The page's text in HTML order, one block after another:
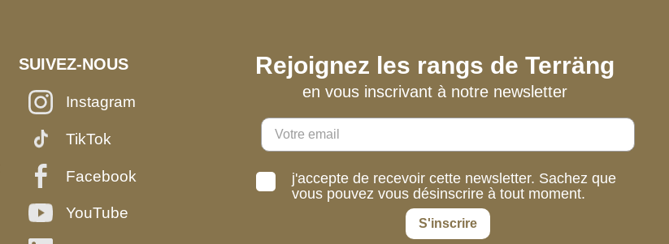
SUIVEZ-NOUS
Instagram
TikTok
Facebook
YouTube
Rejoignez les rangs de Terräng
en vous inscrivant à notre newsletter
j'accepte de recevoir cette newsletter. Sachez que
vous pouvez vous désinscrire à tout moment.
S'inscrire